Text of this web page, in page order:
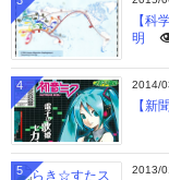
【科
明
2014/
【新
4
2013/
5